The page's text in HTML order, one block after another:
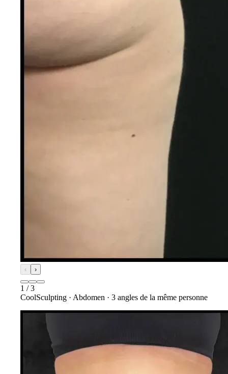
‹ ›
1 /3
CoolSculpting · Abdomen · 3 angles de la même personne